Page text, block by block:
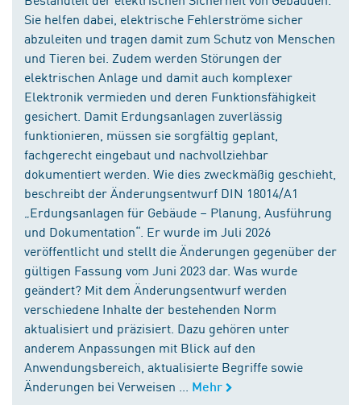
Sie helfen dabei, elektrische Fehlerströme sicher
abzuleiten und tragen damit zum Schutz von Menschen
und Tieren bei. Zudem werden Störungen der
elektrischen Anlage und damit auch komplexer
Elektronik vermieden und deren Funktionsfähigkeit
gesichert. Damit Erdungsanlagen zuverlässig
funktionieren, müssen sie sorgfältig geplant,
fachgerecht eingebaut und nachvollziehbar
dokumentiert werden. Wie dies zweckmäßig geschieht,
beschreibt der Änderungsentwurf DIN 18014/A1
„Erdungsanlagen für Gebäude – Planung, Ausführung
und Dokumentation“. Er wurde im Juli 2026
veröffentlicht und stellt die Änderungen gegenüber der
gültigen Fassung vom Juni 2023 dar. Was wurde
geändert? Mit dem Änderungsentwurf werden
verschiedene Inhalte der bestehenden Norm
aktualisiert und präzisiert. Dazu gehören unter
anderem Anpassungen mit Blick auf den
Anwendungsbereich, aktualisierte Begriffe sowie
Änderungen bei Verweisen ...
Mehr